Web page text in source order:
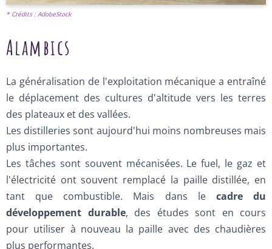
* Crédits : AdobeStock
Alambics
La généralisation de l'exploitation mécanique a entraîné
le déplacement des cultures d'altitude vers les terres
des plateaux et des vallées.
Les distilleries sont aujourd'hui moins nombreuses mais
plus importantes.
Les tâches sont souvent mécanisées. Le fuel, le gaz et
l'électricité ont souvent remplacé la paille distillée, en
tant que combustible. Mais dans le cadre du
développement durable, des études sont en cours
pour utiliser à nouveau la paille avec des chaudières
plus performantes.